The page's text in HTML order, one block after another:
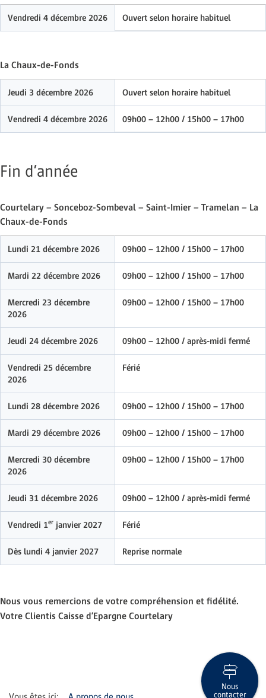
Vendredi 4 décembre 2026 Ouvert selon horaire habituel
La Chaux-de-Fonds
Jeudi 3 décembre 2026 Ouvert selon horaire habituel
Vendredi 4 décembre 2026 09h00 – 12h00 / 15h00 – 17h00
Fin d’année
Courtelary – Sonceboz-Sombeval – Saint-Imier – Tramelan – La
Chaux-de-Fonds
Lundi 21 décembre 2026 09h00 – 12h00 / 15h00 – 17h00
Mardi 22 décembre 2026 09h00 – 12h00 / 15h00 – 17h00
Mercredi 23 décembre
2026
09h00 – 12h00 / 15h00 – 17h00
Jeudi 24 décembre 2026 09h00 – 12h00 / après-midi fermé
Vendredi 25 décembre
2026
Férié
Lundi 28 décembre 2026 09h00 – 12h00 / 15h00 – 17h00
Mardi 29 décembre 2026 09h00 – 12h00 / 15h00 – 17h00
Mercredi 30 décembre
2026
09h00 – 12h00 / 15h00 – 17h00
Jeudi 31 décembre 2026 09h00 – 12h00 / après-midi fermé
Vendredi 1er janvier 2027 Férié
Dès lundi 4 janvier 2027 Reprise normale
Nous vous remercions de votre compréhension et fidélité.
Votre Clientis Caisse d’Epargne Courtelary
Nous
contacter